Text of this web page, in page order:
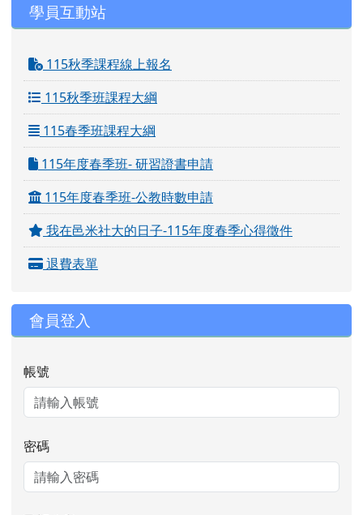
學員互動站
115秋季課程線上報名
115秋季班課程大綱
115春季班課程大綱
115年度春季班- 研習證書申請
115年度春季班-公教時數申請
我在邑米社大的日子-115年度春季心得徵件
退費表單
會員登入
帳號
密碼